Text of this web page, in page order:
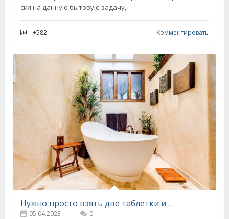
сил на данную бытовую задачу,
+582 Комментировать
Нужно просто взять две таблетки и отправить их в слив, через мгновения засор исчезнет
05.04.2023 ---
0